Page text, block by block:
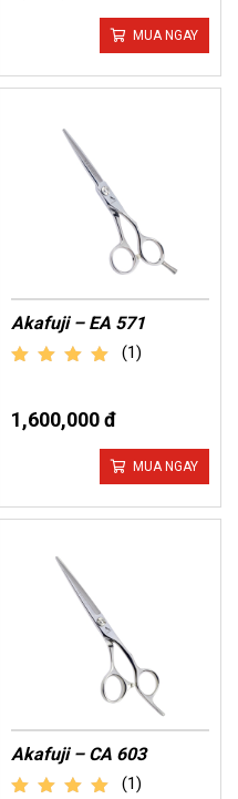
MUA NGAY
Akafuji – EA 571
(1)
1,600,000 đ
MUA NGAY
Akafuji – CA 603
(1)